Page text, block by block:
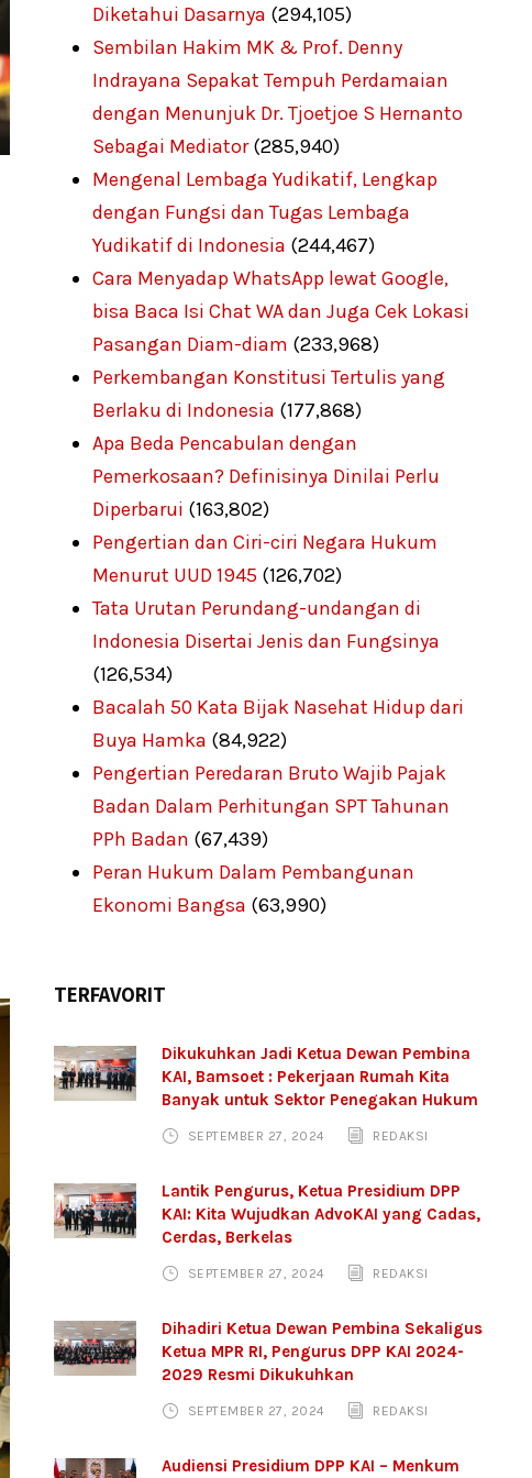
Diketahui Dasarnya (294,105)
Sembilan Hakim MK & Prof. Denny
Indrayana Sepakat Tempuh Perdamaian
dengan Menunjuk Dr. Tjoetjoe S Hernanto
Sebagai Mediator (285,940)
Mengenal Lembaga Yudikatif, Lengkap
dengan Fungsi dan Tugas Lembaga
Yudikatif di Indonesia (244,467)
Cara Menyadap WhatsApp lewat Google,
bisa Baca Isi Chat WA dan Juga Cek Lokasi
Pasangan Diam-diam (233,968)
Perkembangan Konstitusi Tertulis yang
Berlaku di Indonesia (177,868)
Apa Beda Pencabulan dengan
Pemerkosaan? Definisinya Dinilai Perlu
Diperbarui (163,802)
Pengertian dan Ciri-ciri Negara Hukum
Menurut UUD 1945 (126,702)
Tata Urutan Perundang-undangan di
Indonesia Disertai Jenis dan Fungsinya
(126,534)
Bacalah 50 Kata Bijak Nasehat Hidup dari
Buya Hamka (84,922)
Pengertian Peredaran Bruto Wajib Pajak
Badan Dalam Perhitungan SPT Tahunan
PPh Badan (67,439)
Peran Hukum Dalam Pembangunan
Ekonomi Bangsa (63,990)
TERFAVORIT
Dikukuhkan Jadi Ketua Dewan Pembina
KAI, Bamsoet : Pekerjaan Rumah Kita
Banyak untuk Sektor Penegakan Hukum
SEPTEMBER 27, 2024 REDAKSI
Lantik Pengurus, Ketua Presidium DPP
KAI: Kita Wujudkan AdvoKAI yang Cadas,
Cerdas, Berkelas
SEPTEMBER 27, 2024 REDAKSI
Dihadiri Ketua Dewan Pembina Sekaligus
Ketua MPR RI, Pengurus DPP KAI 2024-
2029 Resmi Dikukuhkan
SEPTEMBER 27, 2024 REDAKSI
Audiensi Presidium DPP KAI – Menkum